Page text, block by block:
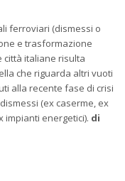
ferroviari (dismessi o
e trasformazione
italiane risulta
che riguarda altri vuoti
alla recente fase di crisi
(ex caserme, ex
impianti energetici). di